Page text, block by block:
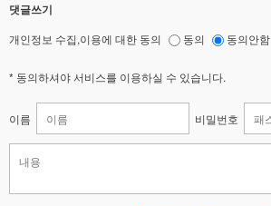
댓글쓰기
개인정보 수집,이용에 대한 동의 동의 동의안함
* 동의하셔야 서비스를 이용하실 수 있습니다.
이름 비밀번호